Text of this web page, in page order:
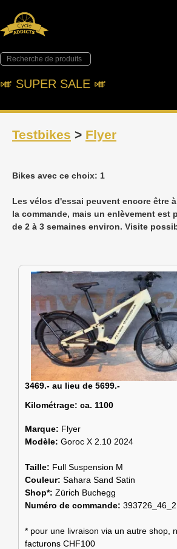
🎺︎ SUPER SALE 🎺︎
Testbikes > Flyer
Bikes avec ce choix: 1
Les vélos d'essai peuvent encore être
la commande, mais un enlèvement est
de 2 à 3 semaines environ. Visite
3469.- au lieu de 5699.-
Kilométrage: ca. 1100
Marque: Flyer
Modèle: Goroc X 2.10 2024
Taille: Full Suspension M
Couleur: Sahara Sand Satin
Shop*: Zürich Buchegg
Numéro de commande: 393726_46_2
* pour une livraison via un autre shop,
facturons CHF100